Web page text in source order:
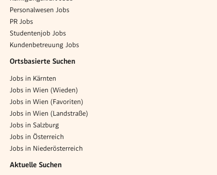
Personalwesen Jobs
PR Jobs
Studentenjob Jobs
Kundenbetreuung Jobs
Ortsbasierte Suchen
Jobs in Kärnten
Jobs in Wien (Wieden)
Jobs in Wien (Favoriten)
Jobs in Wien (Landstraße)
Jobs in Salzburg
Jobs in Österreich
Jobs in Niederösterreich
Aktuelle Suchen